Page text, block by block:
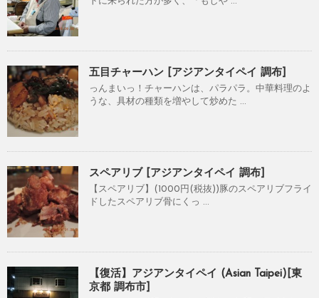
五目チャーハン [アジアンタイペイ 調布]
っんまいっ！チャーハンは、パラパラ。中華料理のよ
うな、具材の種類を増やして炒めた ...
スペアリブ [アジアンタイペイ 調布]
【スペアリブ】(1000円(税抜))豚のスペアリブフライ
ドしたスペアリブ骨にくっ ...
【復活】アジアンタイペイ (Asian Taipei)[東
京都 調布市]